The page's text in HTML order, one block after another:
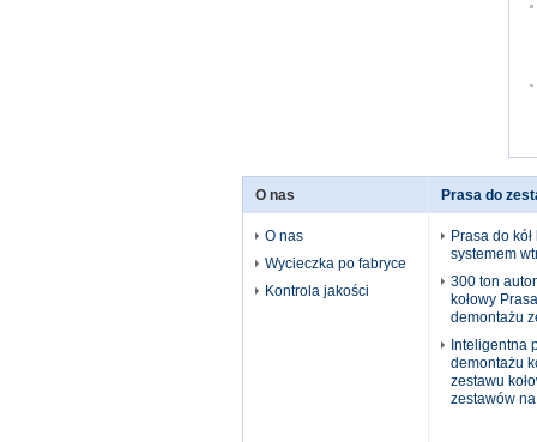
O nas
O nas
Wycieczka po fabryce
Kontrola jakości
Prasa do
Prasa do
systemem
300 ton
kołowy
demontażu
Inteligentna
demontażu
zestawu
zestawów